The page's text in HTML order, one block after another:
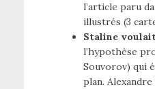
l’article paru
illustrés (3
Staline
l’hypothèse
Souvorov) qui
plan.